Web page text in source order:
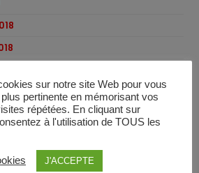
sur notre site Web pour vous
pertinente en mémorisant vos
répétées. En cliquant sur
à l'utilisation de TOUS les
J'ACCEPTE